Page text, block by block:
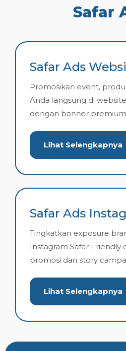
Safar
Safar Ads
Promosikan event,
Anda langsung di
dengan banner
Lihat Selengkapnya
Safar Ads
Tingkatkan exposure
Instagram Safar Friendly
promosi dan story
Lihat Selengkapnya